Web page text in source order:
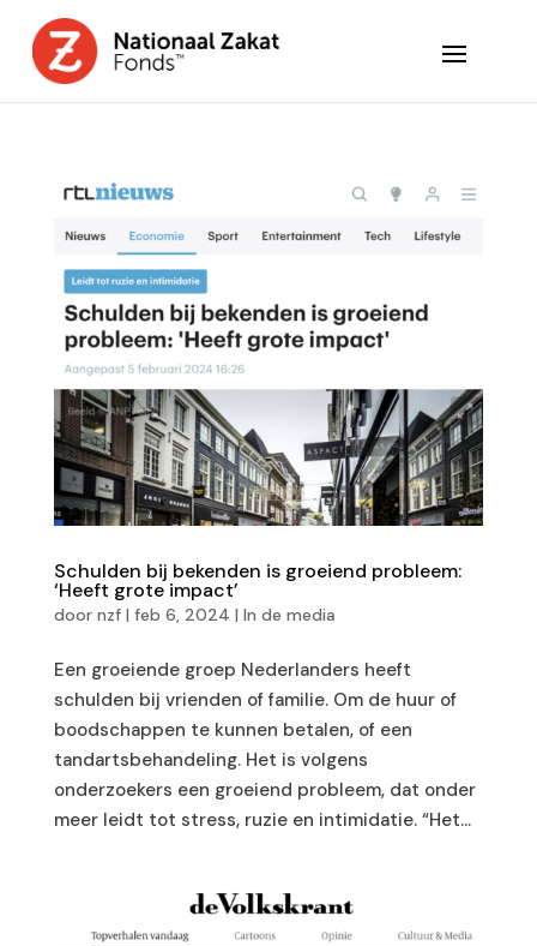
Schulden bij bekenden is groeiend probleem:
‘Heeft grote impact’
door nzf| feb 6, 2024 | In de media
Een groeiende groep Nederlanders heeft
schulden bij vrienden of familie. Om de huur of
boodschappen te kunnen betalen, of een
tandartsbehandeling. Het is volgens
onderzoekers een groeiend probleem, dat onder
meer leidt tot stress, ruzie en intimidatie. “Het...